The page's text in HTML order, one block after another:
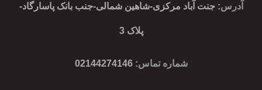
آدرس: جنت آباد مرکزی-شاهین شمالی-جنب بانک پاسارگاد-
پلاک 3
شماره تماس: 02144274146